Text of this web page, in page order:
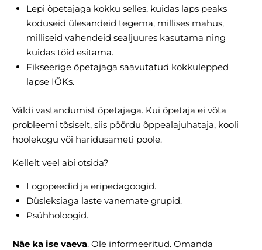
Lepi õpetajaga kokku selles, kuidas laps peaks
koduseid ülesandeid tegema, millises mahus,
milliseid vahendeid sealjuures kasutama ning
kuidas töid esitama.
Fikseerige õpetajaga saavutatud kokkulepped
lapse IÕKs.
Väldi vastandumist õpetajaga. Kui õpetaja ei võta
probleemi tõsiselt, siis pöördu õppealajuhataja, kooli
hoolekogu või haridusameti poole.
Kellelt veel abi otsida?
Logopeedid ja eripedagoogid.
Düsleksiaga laste vanemate grupid.
Psühholoogid.
Näe ka ise vaeva. Ole informeeritud. Omanda